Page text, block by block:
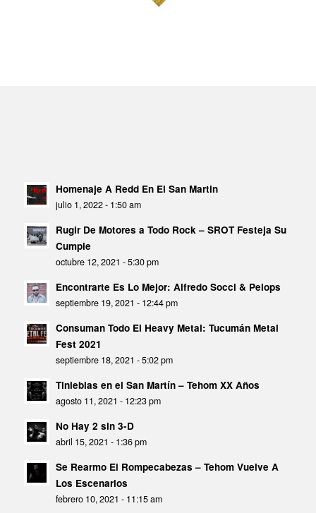
Homenaje A Redd En El San Martin
julio 1, 2022 - 1:50 am
Rugir De Motores a Todo Rock – SROT Festeja Su
Cumple
octubre 12, 2021 - 5:30 pm
Encontrarte Es Lo Mejor: Alfredo Socci & Pelops
septiembre 19, 2021 - 12:44 pm
Consuman Todo El Heavy Metal: Tucumán Metal
Fest 2021
septiembre 18, 2021 - 5:02 pm
Tinieblas en el San Martín – Tehom XX Años
agosto 11, 2021 - 12:23 pm
No Hay 2 sin 3-D
abril 15, 2021 - 1:36 pm
Se Rearmo El Rompecabezas – Tehom Vuelve A
Los Escenarios
febrero 10, 2021 - 11:15 am